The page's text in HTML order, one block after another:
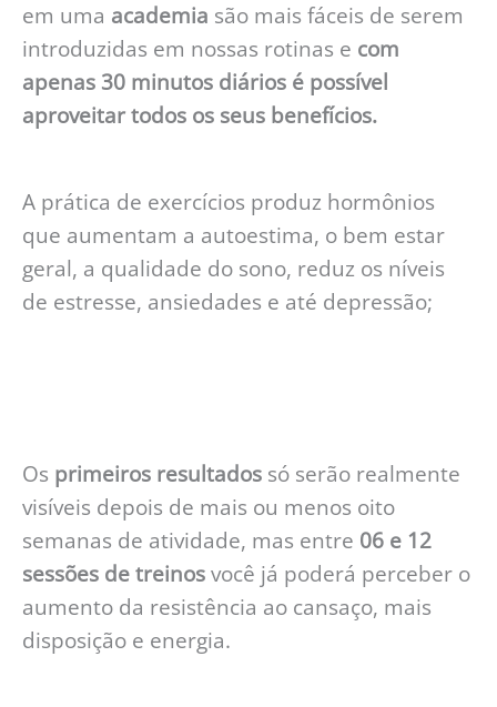
em uma academia são mais fáceis de serem
introduzidas em nossas rotinas e com
apenas 30 minutos diários é possível
aproveitar todos os seus benefícios.
A prática de exercícios produz hormônios
que aumentam a autoestima, o bem estar
geral, a qualidade do sono, reduz os níveis
de estresse, ansiedades e até depressão;
Os primeiros resultados só serão realmente
visíveis depois de mais ou menos oito
semanas de atividade, mas entre 06 e 12
sessões de treinos você já poderá perceber o
aumento da resistência ao cansaço, mais
disposição e energia.